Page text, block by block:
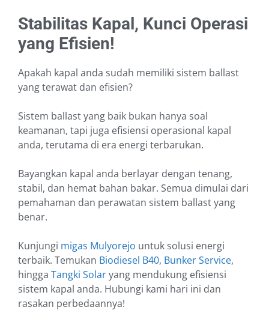
Stabilitas Kapal, Kunci Operasi
yang Efisien!
Apakah kapal anda sudah memiliki sistem ballast
yang terawat dan efisien?
Sistem ballast yang baik bukan hanya soal
keamanan, tapi juga efisiensi operasional kapal
anda, terutama di era energi terbarukan.
Bayangkan kapal anda berlayar dengan tenang,
stabil, dan hemat bahan bakar. Semua dimulai dari
pemahaman dan perawatan sistem ballast yang
benar.
Kunjungi migas Mulyorejo untuk solusi energi
terbaik. Temukan Biodiesel B40, Bunker Service,
hingga Tangki Solaryang mendukung efisiensi
sistem kapal anda. Hubungi kami hari ini dan
rasakan perbedaannya!